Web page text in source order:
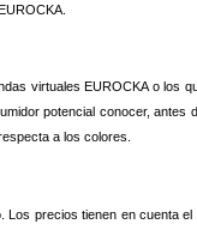
virtuales EUROCKA o
potencial conocer,
a los colores.
precios tienen en cuenta